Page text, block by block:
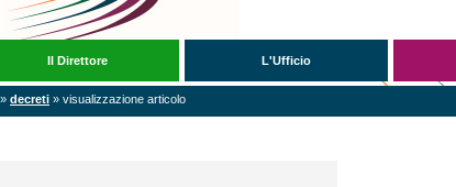
Il Direttore L'Ufficio
» decreti » visualizzazione articolo